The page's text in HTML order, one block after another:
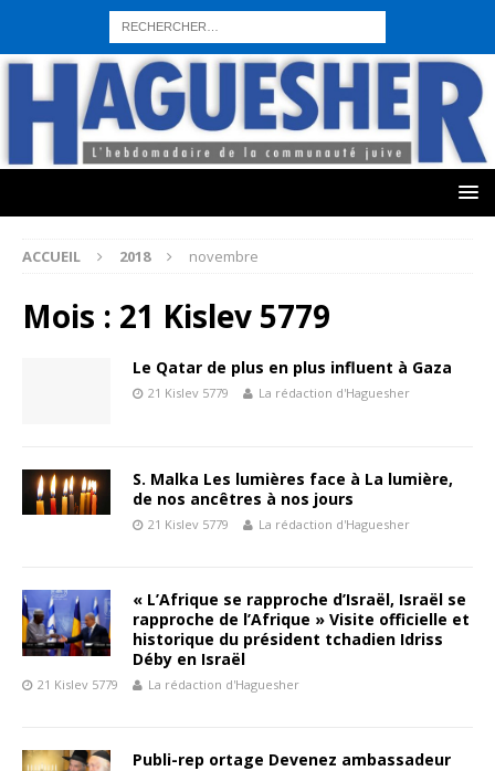
sohbet hattı numarası seks hattı numara istanbul escort bayanlar
sohbet hattı numaralar seks hattı numaralar"
numaraları sohbet hattı sex hattı telefonda seks numara sıcak sex
sohbet hattı canlı sohbet hatları sohbet numaraları
ucuz
sex sohbet hattı numaraları
yeni casino siteleri
ACCUEIL 2018 novembre
Mois : 21 Kislev 5779
Le Qatar de plus en plus influent à Gaza
21 Kislev 5779 La rédaction d'Haguesher
S. Malka Les lumières face à La lumière,
de nos ancêtres à nos jours
21 Kislev 5779 La rédaction d'Haguesher
« L’Afrique se rapproche d’Israël, Israël se
rapproche de l’Afrique » Visite officielle et
historique du président tchadien Idriss
Déby en Israël
21 Kislev 5779 La rédaction d'Haguesher
Publi-rep ortage Devenez ambassadeur